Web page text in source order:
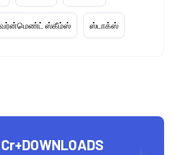
ஸ்கீம்ஸ் ஸ்டாக்ஸ்
DOWNLOADS